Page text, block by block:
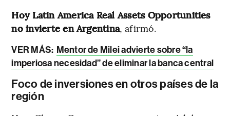
Hoy Latin America Real Assets Opportunities
no invierte en Argentina, afirmó.
VER MÁS: Mentor de Milei advierte sobre “la
imperiosa necesidad” de eliminar la banca central
Foco de inversiones en otros países de la
región